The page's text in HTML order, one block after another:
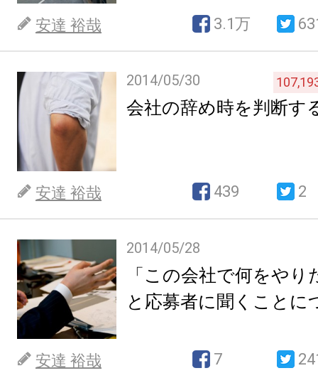
安達 裕哉 3.1万
2014/05/30
会社の辞め時を判断す
安達 裕哉 439 2
2014/05/28
「この会社で何をや
と応募者に聞くことに
安達 裕哉 7